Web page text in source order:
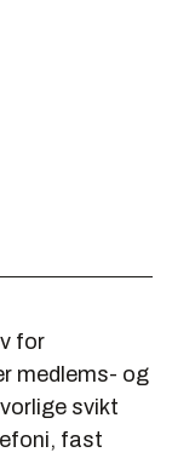
for
medlems- og
svikt
fast